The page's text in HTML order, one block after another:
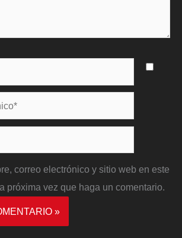
correo electrónico y sitio web en este
próxima vez que haga un comentario.